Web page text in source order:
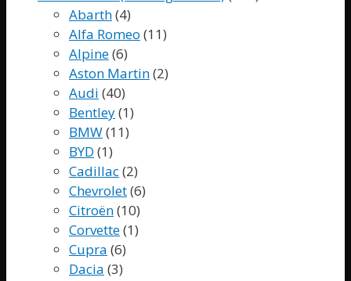
Abarth(4)
Alfa Romeo (11)
Alpine(6)
Aston Martin(2)
Audi (40)
Bentley(1)
BMW(11)
BYD (1)
Cadillac(2)
Chevrolet(6)
Citroën(10)
Corvette(1)
Cupra (6)
Dacia (3)